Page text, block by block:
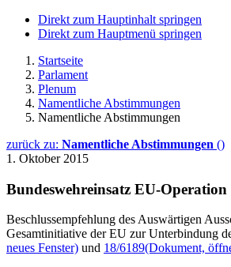
Direkt zum Hauptinhalt springen
Direkt zum Hauptmenü springen
Startseite
Parlament
Plenum
Namentliche Abstimmungen
Namentliche Abstimmungen
zurück zu: Namentliche Abstimmungen ()
1. Oktober 2015
Bundeswehreinsatz EU-
Beschlussempfehlung des Auswärtigen
Gesamtinitiative der EU zur Unterbindung
neues Fenster) und 18/6189(Dokument,